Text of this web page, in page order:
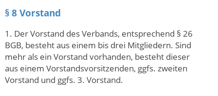
§ 8 Vorstand
1. Der Vorstand des Verbands, entsprechend § 26
BGB, besteht aus einem bis drei Mitgliedern. Sind
mehr als ein Vorstand vorhanden, besteht dieser
aus einem Vorstandsvorsitzenden, ggfs. zweiten
Vorstand und ggfs. 3. Vorstand.